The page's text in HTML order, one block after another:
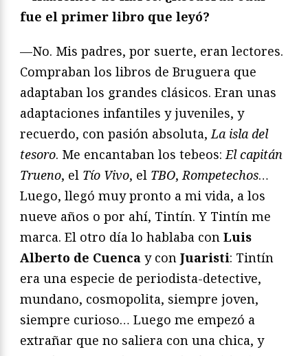
fue el primer libro que leyó?
—No. Mis padres, por suerte, eran lectores.
Compraban los libros de Bruguera que
adaptaban los grandes clásicos. Eran unas
adaptaciones infantiles y juveniles, y
recuerdo, con pasión absoluta, La isla del
tesoro. Me encantaban los tebeos: El capitán
Trueno, el Tío Vivo, el TBO, Rompetechos…
Luego, llegó muy pronto a mi vida, a los
nueve años o por ahí, Tintín. Y Tintín me
marca. El otro día lo hablaba con Luis
Alberto de Cuenca y con Juaristi: Tintín
era una especie de periodista-detective,
mundano, cosmopolita, siempre joven,
siempre curioso… Luego me empezó a
extrañar que no saliera con una chica, y